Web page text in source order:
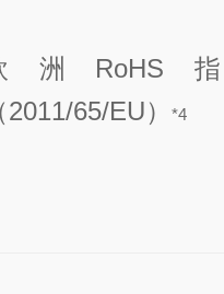
洲RoHS
2011/65/EU）*4